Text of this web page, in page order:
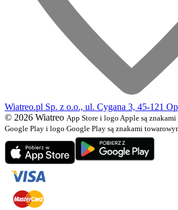
Wiatreo.pl Sp. z o.o., ul. Cygana 3, 45-121
© 2026 Wiatreo App Store i logo Apple są
Google Play i logo Google Play są znakami